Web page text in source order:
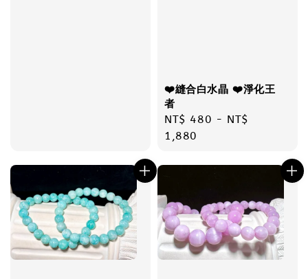
❤️縫合白水晶 ❤️淨化王
者
Regular
price
NT$ 480 - NT$
1,880